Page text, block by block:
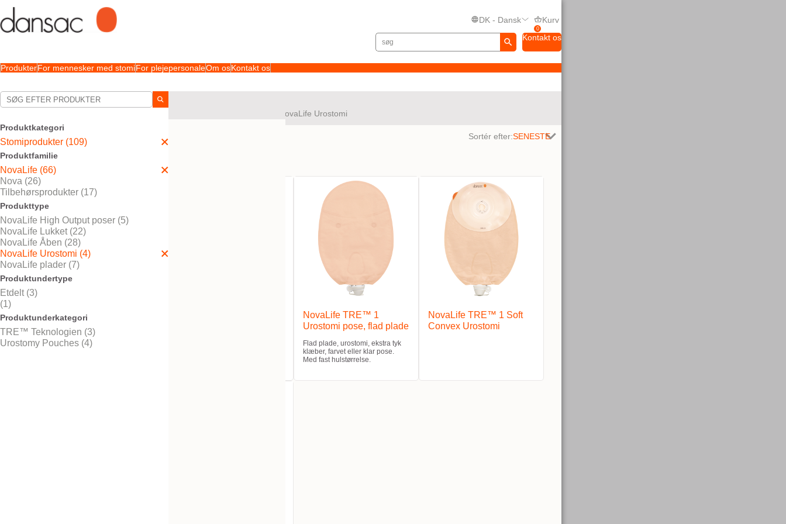
DK - Dansk
0
Kurv
Kontakt os
ProdukterFor mennesker med stomiFor plejepersonaleOm osKontakt os
Produktkategori
Stomiprodukter (109)
Produktfamilie
NovaLife (66)
Nova (26)
Tilbehørsprodukter (17)
Produkttype
NovaLife High Output poser (5)
NovaLife Lukket (22)
NovaLife Åben (28)
NovaLife Urostomi (4)
NovaLife plader (7)
Produktundertype
Etdelt (3)
(1)
Produktunderkategori
TRE™ Teknologien (3)
Urostomy Pouches (4)
NovaLife Urostomi
Sortér efter:
NovaLife TRE™ 1
Urostomi pose, flad plade
Flad plade, urostomi, ekstra tyk
klæber, farvet eller klar pose.
Med fast hulstørrelse.
NovaLife TRE™ 1 Soft
Convex Urostomi